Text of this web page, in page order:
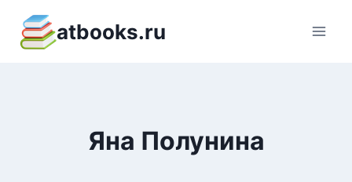
содержимому
atbooks.ru
Яна Полунина